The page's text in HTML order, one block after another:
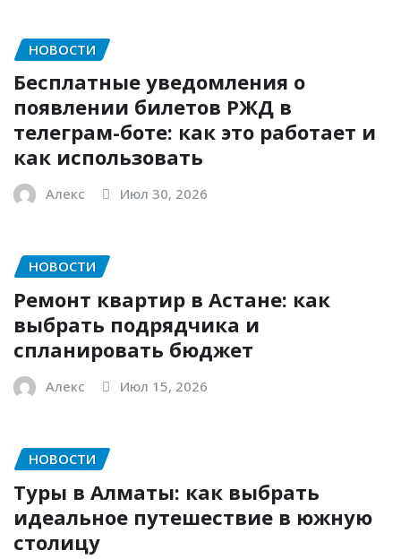
НОВОСТИ
Бесплатные уведомления о
появлении билетов РЖД в
телеграм-боте: как это работает и
как использовать
Алекс Июл 30, 2026
НОВОСТИ
Ремонт квартир в Астане: как
выбрать подрядчика и
спланировать бюджет
Алекс Июл 15, 2026
НОВОСТИ
Туры в Алматы: как выбрать
идеальное путешествие в южную
столицу